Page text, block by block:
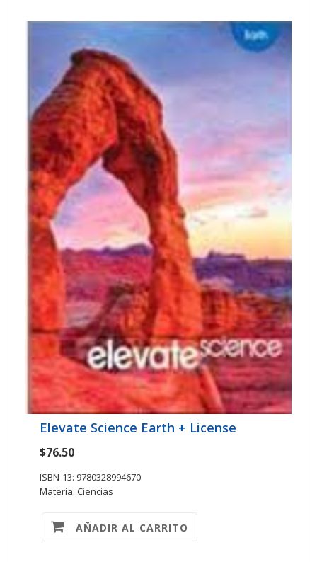
Elevate Science Earth + License
$76.50
ISBN-13: 9780328994670
Materia: Ciencias
AÑADIR AL CARRITO